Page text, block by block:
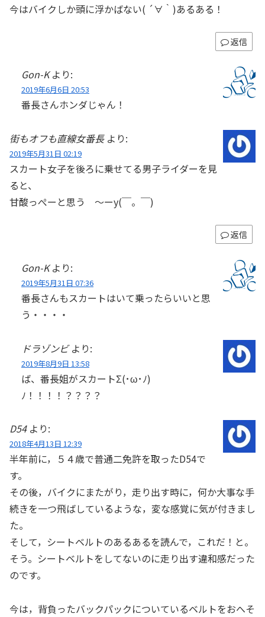
今はバイクしか頭に浮かばない( ´∀｀)あるある！
返信
Gon-K より:
2019年6月6日 20:53
番長さんホンダじゃん！
街もオフも直線女番長 より:
2019年5月31日 02:19
スカート女子を後ろに乗せてる男子ライダーを見
ると、
甘酸っぺーと思う 〜ーy(￣。￣)
返信
Gon-K より:
2019年5月31日 07:36
番長さんもスカートはいて乗ったらいいと思
う・・・・
ドラゾンビ より:
2019年8月9日 13:58
ば、番長姐がスカートΣ(･ω･ﾉ)
ﾉ！！！！？？？？
D54 より:
2018年4月13日 12:39
半年前に，５４歳で普通二免許を取ったD54で
す。
その後，バイクにまたがり，走り出す時に，何か大事な手
続きを一つ飛ばしているような，変な感覚に気が付きまし
た。
そして，シートベルトのあるあるを読んで，これだ！と。
そう。シートベルトをしてないのに走り出す違和感だった
のです。
今は，背負ったバックパックについているベルトをおへそ